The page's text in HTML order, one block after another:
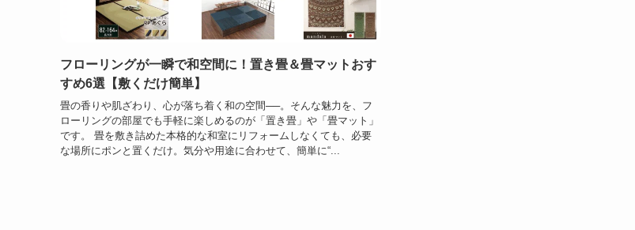
フローリングが一瞬で和空間に！置き畳＆畳マットおす
すめ6選【敷くだけ簡単】
畳の香りや肌ざわり、心が落ち着く和の空間──。そんな魅力を、フ
ローリングの部屋でも手軽に楽しめるのが「置き畳」や「畳マット」
です。 畳を敷き詰めた本格的な和室にリフォームしなくても、必要
な場所にポンと置くだけ。気分や用途に合わせて、簡単に“...